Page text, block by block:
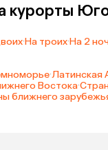
курорты
·На троих·На 2
·Латинская
Востока·
ближнего